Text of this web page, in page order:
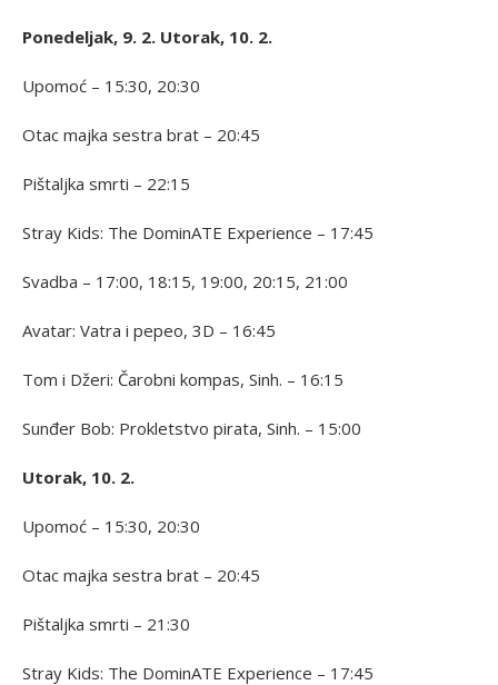
Ponedeljak, 9. 2. Utorak, 10. 2.
Upomoć – 15:30, 20:30
Otac majka sestra brat – 20:45
Pištaljka smrti – 22:15
Stray Kids: The DominATE Experience – 17:45
Svadba – 17:00, 18:15, 19:00, 20:15, 21:00
Avatar: Vatra i pepeo, 3D – 16:45
Tom i Džeri: Čarobni kompas, Sinh. – 16:15
Sunđer Bob: Prokletstvo pirata, Sinh. – 15:00
Utorak, 10. 2.
Upomoć – 15:30, 20:30
Otac majka sestra brat – 20:45
Pištaljka smrti – 21:30
Stray Kids: The DominATE Experience – 17:45